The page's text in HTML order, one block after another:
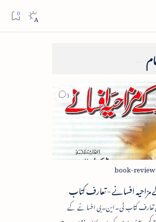
مزاحیہ افسانے - تعارف کتاب
تعارف کتاب ٹی۔این۔بی افسانے کے